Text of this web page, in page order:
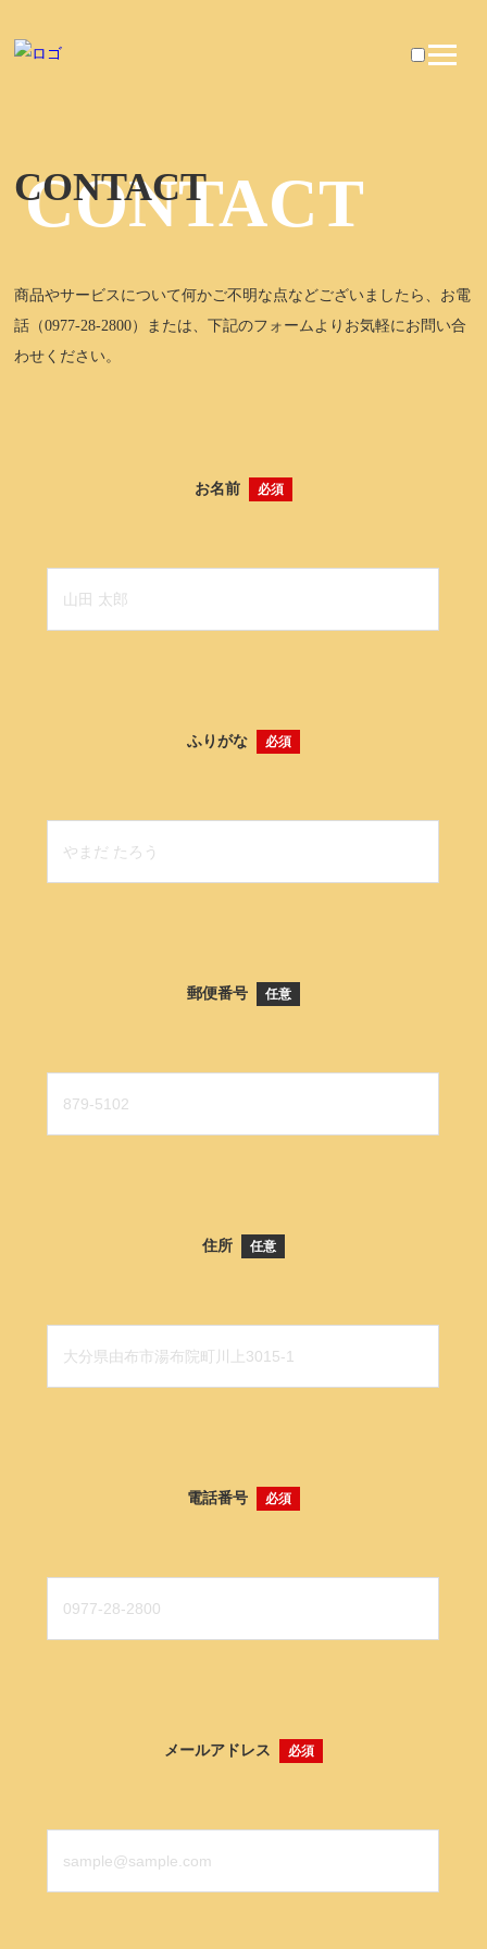
CONTACT
CONTACT
商品やサービスについて何かご不明な点などございましたら、お電
話（0977-28-2800）または、下記のフォームよりお気軽にお問い合
わせください。
お名前 必須
ふりがな 必須
郵便番号 任意
住所 任意
電話番号 必須
メールアドレス 必須